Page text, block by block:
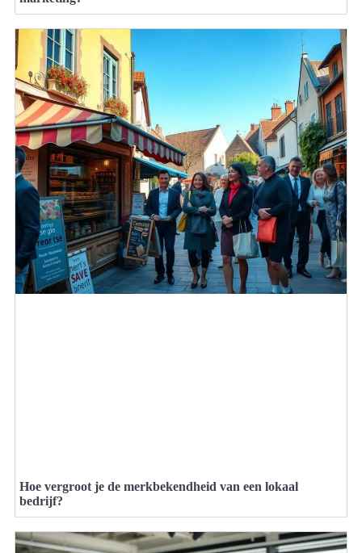
Hoe vergroot je de merkbekendheid van een lokaal
bedrijf?